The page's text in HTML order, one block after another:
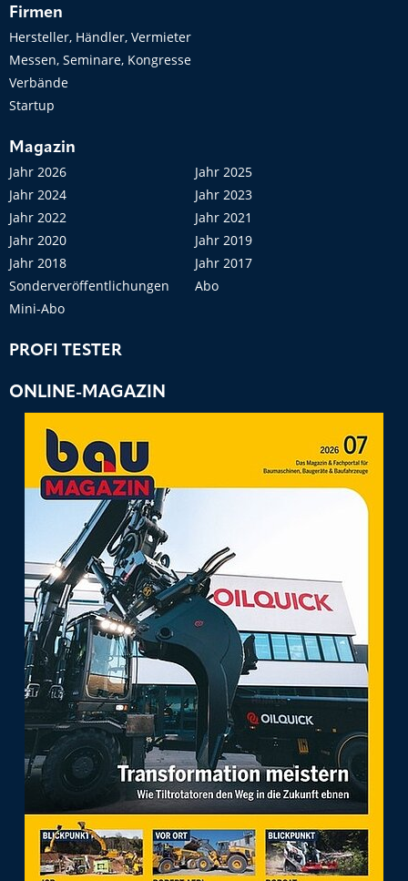
Firmen
Hersteller, Händler, Vermieter
Messen, Seminare, Kongresse
Verbände
Startup
Magazin
Jahr 2026
Jahr 2025
Jahr 2024
Jahr 2023
Jahr 2022
Jahr 2021
Jahr 2020
Jahr 2019
Jahr 2018
Jahr 2017
Sonderveröffentlichungen
Abo
Mini-Abo
PROFI TESTER
ONLINE-MAGAZIN